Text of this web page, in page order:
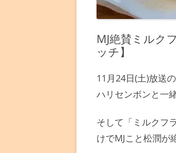
MJ絶賛ミルク
ッチ】
11月24日(土)放送
ハリセンボンと一
そして「ミルクフ
けでMJこと松潤が